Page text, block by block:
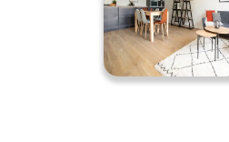
de notaire
sereinement.
Les
repères utiles